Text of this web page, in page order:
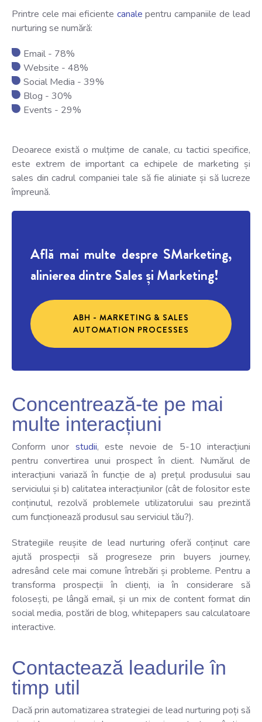
Printre cele mai eficiente canale pentru campaniile de lead
nurturing se numără:
Email - 78%
Website - 48%
Social Media - 39%
Blog - 30%
Events - 29%
Deoarece există o mulțime de canale, cu tactici specifice,
este extrem de important ca echipele de marketing și
sales din cadrul companiei tale să fie aliniate și să lucreze
împreună.
Află mai multe despre SMarketing,
alinierea dintre Sales și Marketing!
ABH - MARKETING & SALES
AUTOMATION PROCESSES
Concentrează-te pe mai
multe interacțiuni
Conform unor studii, este nevoie de 5-10 interacțiuni
pentru convertirea unui prospect în client. Numărul de
interacțiuni variază în funcție de a) prețul produsului sau
serviciului și b) calitatea interacțiunilor (cât de folositor este
conținutul, rezolvă problemele utilizatorului sau prezintă
cum funcționează produsul sau serviciul tău?).
Strategiile reușite de lead nurturing oferă conținut care
ajută prospecții să progreseze prin buyers journey,
adresând cele mai comune întrebări și probleme. Pentru a
transforma prospecții în clienți, ia în considerare să
folosești, pe lângă email, și un mix de content format din
social media, postări de blog, whitepapers sau calculatoare
interactive.
Contactează leadurile în
timp util
Dacă prin automatizarea strategiei de lead nurturing poți să